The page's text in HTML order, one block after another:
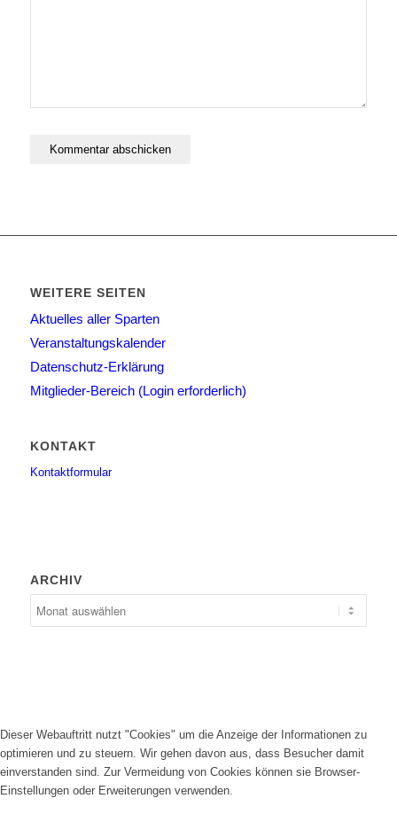
WEITERE SEITEN
Aktuelles aller Sparten
Veranstaltungskalender
Datenschutz-Erklärung
Mitglieder-Bereich (Login erforderlich)
KONTAKT
Kontaktformular
ARCHIV
Dieser Webauftritt nutzt "Cookies" um die Anzeige der Informationen zu
optimieren und zu steuern. Wir gehen davon aus, dass Besucher damit
einverstanden sind. Zur Vermeidung von Cookies können sie Browser-
Einstellungen oder Erweiterungen verwenden.